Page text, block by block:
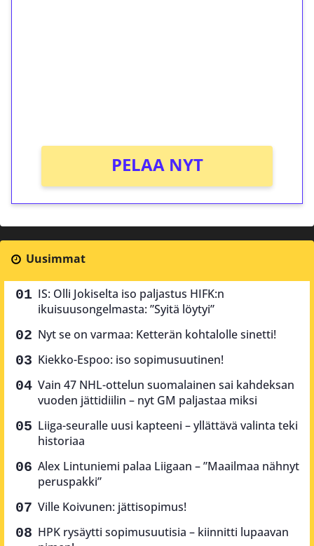
PELAA NYT
Uusimmat
IS: Olli Jokiselta iso paljastus HIFK:n
ikuisuusongelmasta: ”Syitä löytyi”
Nyt se on varmaa: Ketterän kohtalolle sinetti!
Kiekko-Espoo: iso sopimusuutinen!
Vain 47 NHL-ottelun suomalainen sai kahdeksan
vuoden jättidiilin – nyt GM paljastaa miksi
Liiga-seuralle uusi kapteeni – yllättävä valinta teki
historiaa
Alex Lintuniemi palaa Liigaan – ”Maailmaa nähnyt
peruspakki”
Ville Koivunen: jättisopimus!
HPK rysäytti sopimusuutisia – kiinnitti lupaavan